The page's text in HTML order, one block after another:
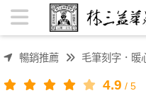
貢品中長流 | 林三益筆墨專家
暢銷推薦 毛筆刻字．暖
4.9 / 5